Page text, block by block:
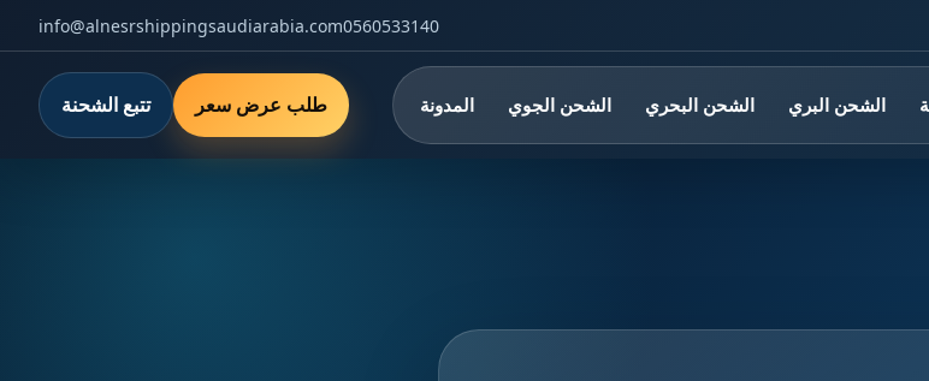
0560533140
info@alnesrshippingsaudiarabia.com
الشحن البري الشحن البحري الشحن الجوي المدونة طلب عرض سعر تتبع الشحنة